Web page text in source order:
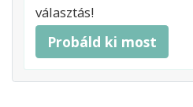
választás!
Probáld ki most